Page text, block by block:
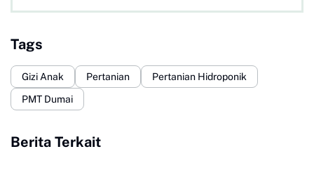
Tags
Gizi Anak Pertanian
Pertanian Hidroponik
PMT Dumai
Berita Terkait